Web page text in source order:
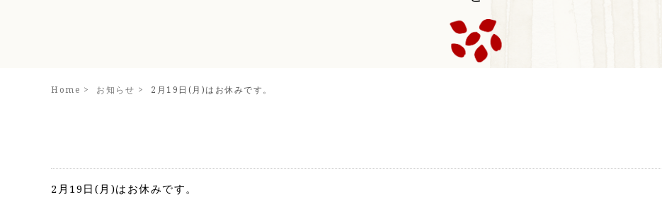
Home お知らせ 2月19日(月)はお休みです。
2月19日(月)はお休みです。